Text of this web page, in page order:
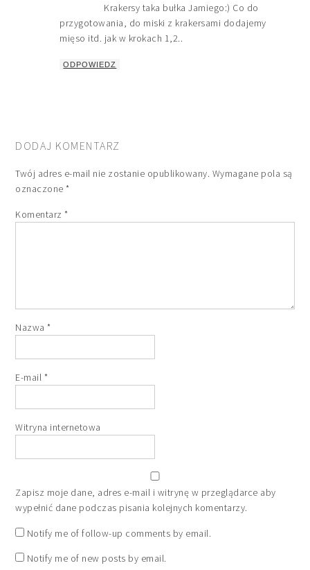
Krakersy taka bułka Jamiego:) Co do
przygotowania, do miski z krakersami dodajemy
mięso itd. jak w krokach 1,2..
ODPOWIEDZ
DODAJ KOMENTARZ
Twój adres e-mail nie zostanie opublikowany. Wymagane pola są
oznaczone*
Komentarz*
Nazwa*
E-mail *
Witryna internetowa
Zapisz moje dane, adres e-mail i witrynę w przeglądarce aby
wypełnić dane podczas pisania kolejnych komentarzy.
Notify me of follow-up comments by email.
Notify me of new posts by email.